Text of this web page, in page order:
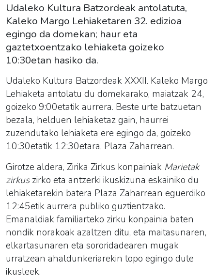
Udaleko Kultura Batzordeak antolatuta,
Kaleko Margo Lehiaketaren 32. edizioa
egingo da domekan; haur eta
gaztetxoentzako lehiaketa goizeko
10:30etan hasiko da.
Udaleko Kultura Batzordeak XXXII. Kaleko Margo
Lehiaketa antolatu du domekarako, maiatzak 24,
goizeko 9:00etatik aurrera. Beste urte batzuetan
bezala, helduen lehiaketaz gain, haurrei
zuzendutako lehiaketa ere egingo da, goizeko
10:30etatik 12:30etara, Plaza Zaharrean.
Girotze aldera, Zirika Zirkus konpainiak Marietak
zirkuszirko eta antzerki ikuskizuna eskainiko du
lehiaketarekin batera Plaza Zaharrean eguerdiko
12:45etik aurrera publiko guztientzako.
Emanaldiak familiarteko zirku konpainia baten
nondik norakoak azaltzen ditu, eta maitasunaren,
elkartasunaren eta sororidadearen mugak
urratzean ahaldunkeriarekin topo egingo dute
ikusleek.